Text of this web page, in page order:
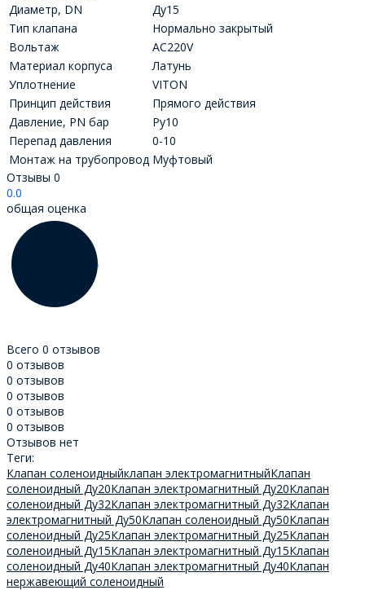
Диаметр, DN
Ду15
Тип клапана
Нормально закрытый
Вольтаж
AC220V
Материал корпуса
Латунь
Уплотнение
VITON
Принцип действия
Прямого действия
Давление, PN бар
Ру10
Перепад давления
0-10
Монтаж на трубопровод Муфтовый
Отзывы 0
0.0
общая оценка
Всего 0 отзывов
0 отзывов
0 отзывов
0 отзывов
0 отзывов
0 отзывов
Отзывов нет
Теги:
Клапан соленоидныйклапан электромагнитныйКлапан
соленоидный Ду20Клапан электромагнитный Ду20Клапан
соленоидный Ду32Клапан электромагнитный Ду32Клапан
электромагнитный Ду50Клапан соленоидный Ду50Клапан
соленоидный Ду25Клапан электромагнитный Ду25Клапан
соленоидный Ду15Клапан электромагнитный Ду15Клапан
соленоидный Ду40Клапан электромагнитный Ду40Клапан
нержавеющий соленоидный